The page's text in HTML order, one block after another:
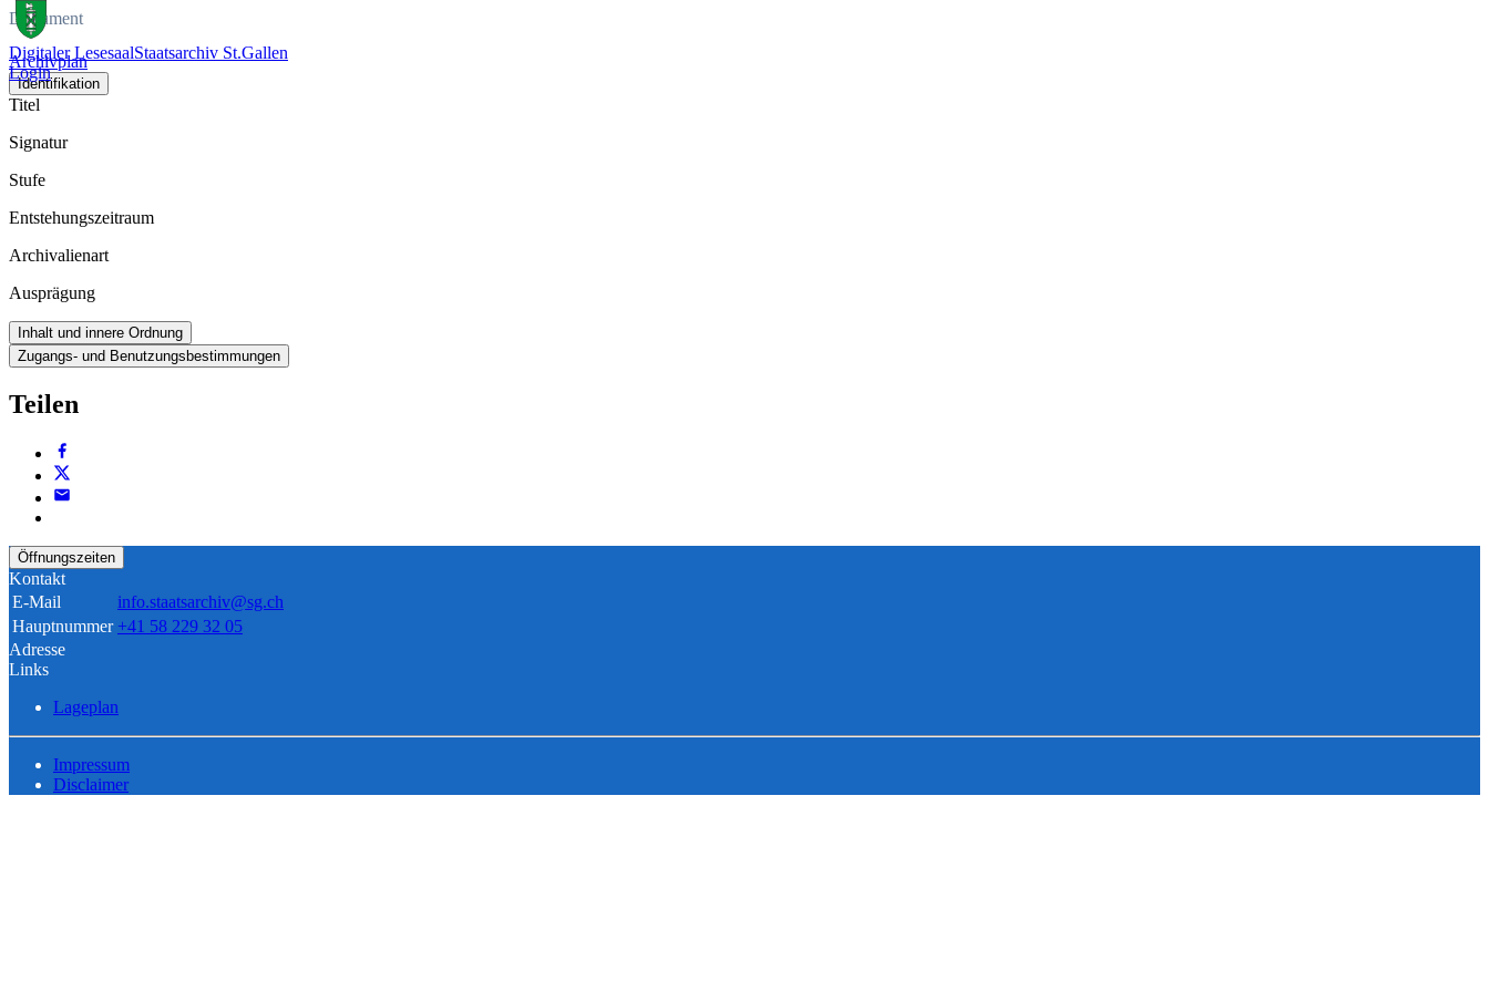
Digitaler LesesaalStaatsarchiv St.Gallen
Login
Dokument
Archivplan
Identifikation
Titel
Signatur
Stufe
Entstehungszeitraum
Archivalienart
Ausprägung
Inhalt und innere Ordnung
Zugangs- und Benutzungsbestimmungen
Teilen
Öffnungszeiten
Kontakt
E-Mail
info.staatsarchiv@sg.ch
Hauptnummer +41 58 229 32 05
Adresse
Links
Lageplan
Impressum
Disclaimer